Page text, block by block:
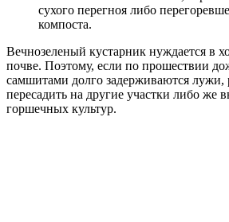
сухого перегноя либо
компоста.
Вечнозеленый кустарник нуждается в
почве. Поэтому, если по прошествии
самшитами долго задерживаются лужи,
пересадить на другие участки либо же
горшечных культур.